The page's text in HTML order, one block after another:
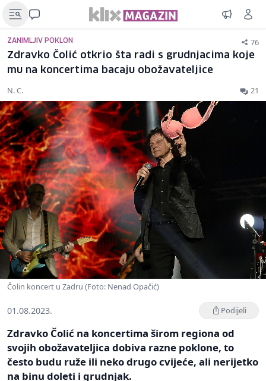
ZANIMLJIV POKLON 76
Zdravko Čolić otkrio šta radi s grudnjacima koje
mu na koncertima bacaju obožavateljice
N. C. 21
Čolin koncert u Zadru (Foto: Nenad Opačić)
01.08.2023. Podijeli
Zdravko Čolić na koncertima širom regiona od
svojih obožavateljica dobiva razne poklone, to
često budu ruže ili neko drugo cvijeće, ali nerijetko
na binu doleti i grudnjak.